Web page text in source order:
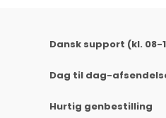
Dansk support (kl. 08-
Dag til dag-
Hurtig genbestilling